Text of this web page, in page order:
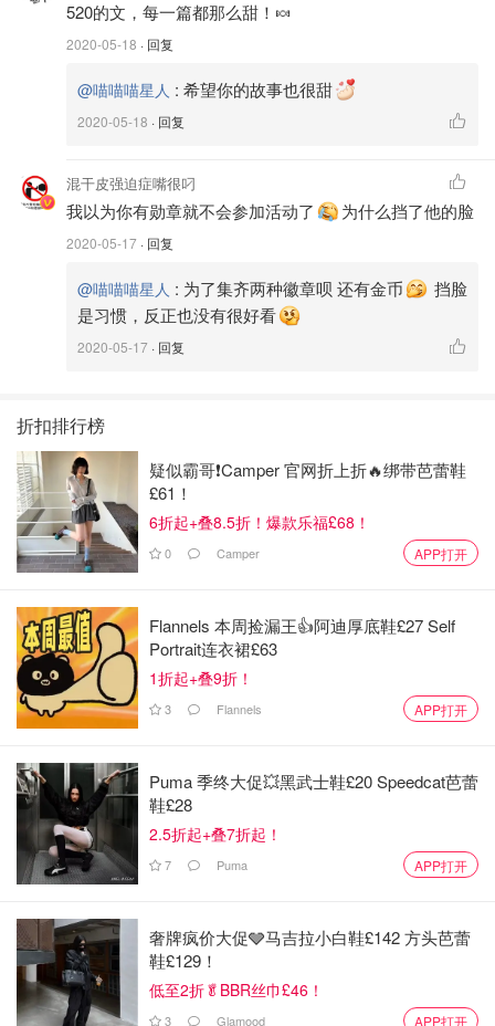
来自喵喵喵星人
我回来 告诉我他头疼，胃也不舒服。
然后就抱了抱我跟我说：我终于明白你来姨妈的时候的难受
了，不好受，你受苦了！
说完他又窝回去继续休息了。
听完的我一脸懵，过了半天才觉得暖哎😊😊😊
520的文，每一篇都那么甜！🍬
2020-05-18 · 回复
@喵喵喵星人 : 希望你的故事也很甜
2020-05-18 · 回复
混干皮强迫症嘴很叼
我以为你有勋章就不会参加活动了 为什么挡了他的脸
2020-05-17 · 回复
@喵喵喵星人 : 为了集齐两种徽章呗 还有金币
挡脸
是习惯，反正也没有很好看
2020-05-17 · 回复
折扣排行榜
疑似霸哥❗️Camper 官网折上折🔥绑带芭蕾鞋
£61！
6折起+叠8.5折！爆款乐福£68！
0 Camper APP打开
Flannels 本周捡漏王👍阿迪厚底鞋£27 Self
Portrait连衣裙£63
1折起+叠9折！
3 Flannels APP打开
Puma 季终大促💥黑武士鞋£20 Speedcat芭蕾
鞋£28
2.5折起+叠7折起！
7 Puma APP打开
奢牌疯价大促🩶马吉拉小白鞋£142 方头芭蕾
鞋£129！
低至2折🥬BBR丝巾£46！
3 Glamood APP打开